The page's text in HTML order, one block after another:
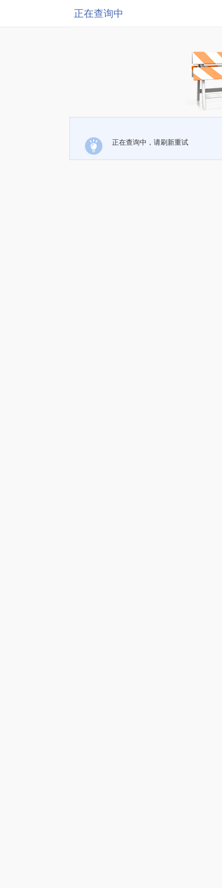
正在查询中
正在查询中，请刷新重试